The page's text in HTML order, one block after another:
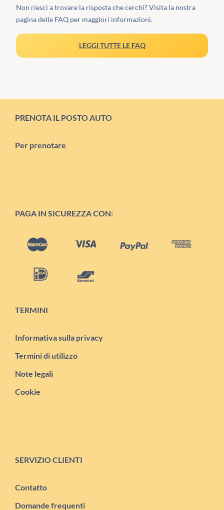
Non riesci a trovare la risposta che cerchi? Visita la nostra
pagina delle FAQ per maggiori informazioni.
LEGGI TUTTE LE FAQ
PRENOTA IL POSTO AUTO
Per prenotare
PAGA IN SICUREZZA CON:
TERMINI
Informativa sulla privacy
Termini di utilizzo
Note legali
Cookie
SERVIZIO CLIENTI
Contatto
Domande frequenti